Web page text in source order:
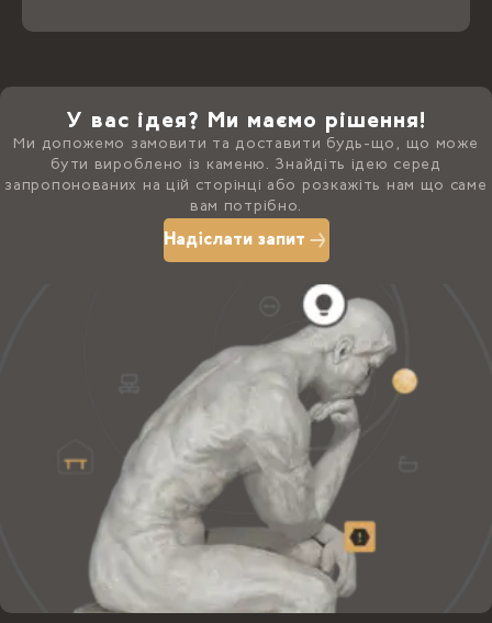
У вас ідея? Ми маємо рішення!
Ми допожемо замовити та доставити будь-що, що може
бути вироблено із каменю. Знайдіть ідею серед
запропонованих на цій сторінці або розкажіть нам що саме
вам потрібно.
Надіслати запит